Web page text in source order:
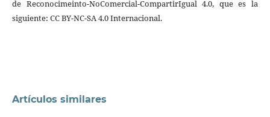
de Reconocimeinto-NoComercial-CompartirIgual 4.0, que es la
siguiente: CC BY-NC-SA 4.0 Internacional.
Artículos similares